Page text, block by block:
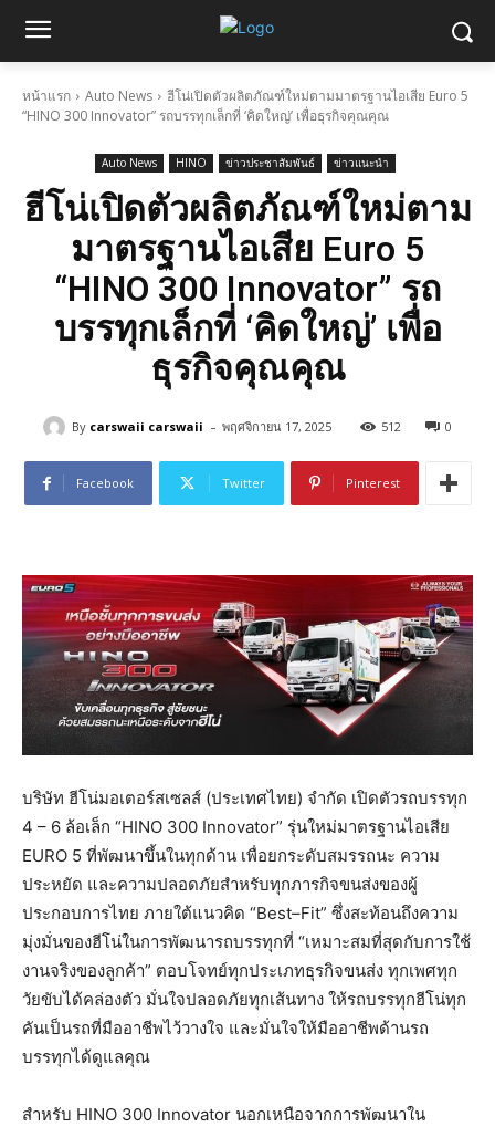
หน้าแรก Auto News
ฮีโน่เปิดตัวผลิตภัณฑ์ใหม่ตามมาตรฐานไอเสีย Euro 5
“HINO 300 Innovator” รถบรรทุกเล็กที่ ‘คิดใหญ่’ เพื่อธุรกิจคุณคุณ
Auto News HINO ข่าวประชาสัมพันธ์ ข่าวแนะนำ
ฮีโน่เปิดตัวผลิตภัณฑ์ใหม่ตาม
มาตรฐานไอเสีย Euro 5
“HINO 300 Innovator” รถ
บรรทุกเล็กที่ ‘คิดใหญ่’ เพื่อ
ธุรกิจคุณคุณ
By carswaii carswaii - พฤศจิกายน 17, 2025 512 0
Facebook Twitter Pinterest
บริษัท ฮีโน่มอเตอร์สเซลส์ (ประเทศไทย) จำกัด เปิดตัวรถบรรทุก
4 – 6 ล้อเล็ก “HINO 300 Innovator” รุ่นใหม่มาตรฐานไอเสีย
EURO 5 ที่พัฒนาขึ้นในทุกด้าน เพื่อยกระดับสมรรถนะ ความ
ประหยัด และความปลอดภัยสำหรับทุกภารกิจขนส่งของผู้
ประกอบการไทย ภายใต้แนวคิด “Best–Fit” ซึ่งสะท้อนถึงความ
มุ่งมั่นของฮีโน่ในการพัฒนารถบรรทุกที่ “เหมาะสมที่สุดกับการใช้
งานจริงของลูกค้า” ตอบโจทย์ทุกประเภทธุรกิจขนส่ง ทุกเพศทุก
วัยขับได้คล่องตัว มั่นใจปลอดภัยทุกเส้นทาง ให้รถบรรทุกฮีโน่ทุก
คันเป็นรถที่มืออาชีพไว้วางใจ และมั่นใจให้มืออาชีพด้านรถ
บรรทุกได้ดูแลคุณ
สำหรับ HINO 300 Innovator นอกเหนือจากการพัฒนาใน